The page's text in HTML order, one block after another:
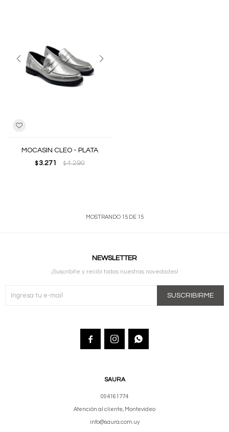
MOCASIN CLEO - PLATA
$ 3.271 $4.290
MOSTRANDO 15DE 15
SAURA
094161774
Atención al cliente, Montevideo
info@saura.com.uy
NEWSLETTER
¡Suscribite y recibí todas nuestras novedades!
SUSCRIBIRME
  